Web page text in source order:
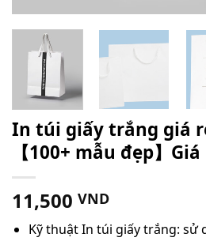
In túi giấy trắng giá
【100+ mẫu đẹp】Giá
11,500 VND
Kỹ thuật In túi giấy trắng: sử